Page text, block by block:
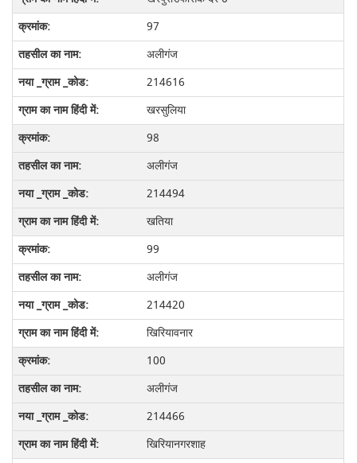
97
अलीगंज
214616
खरसुलिया
98
अलीगंज
214494
खतिया
99
अलीगंज
214420
खिरियावनार
100
अलीगंज
214466
खिरियानगरशाह